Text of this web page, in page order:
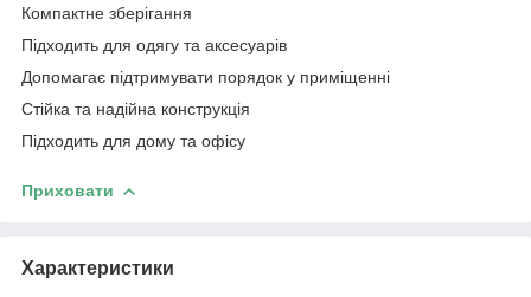
Компактне зберігання
Підходить для одягу та аксесуарів
Допомагає підтримувати порядок у приміщенні
Стійка та надійна конструкція
Підходить для дому та офісу
Приховати
Характеристики